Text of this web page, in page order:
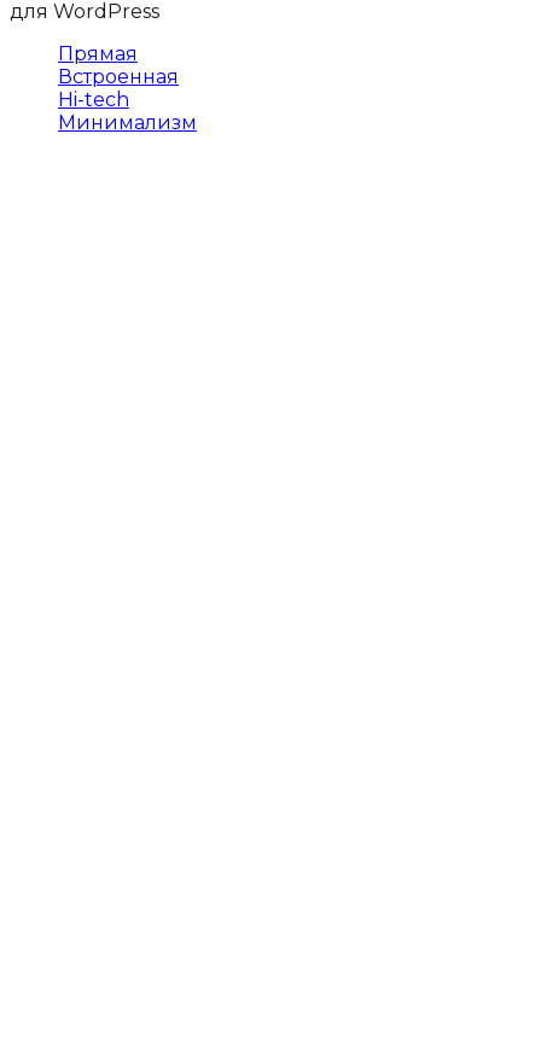
Прямая
Встроенная
Hi-tech
Минимализм